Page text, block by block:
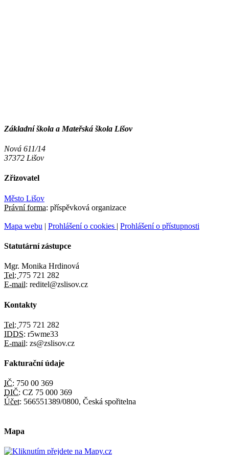
Základní škola a Mateřská škola Lišov
Nová 611/14
37372 Lišov
Zřizovatel
Město Lišov
Právní forma: příspěvková organizace
Mapa webu | Prohlášení o cookies | Prohlášení o přístupnosti
Statutární zástupce
Mgr. Monika Hrdinová
Tel: 775 721 282
E-mail: reditel@zslisov.cz
Kontakty
Tel: 775 721 282
IDDS: r5wme33
E-mail: zs@zslisov.cz
Fakturační údaje
IČ: 750 00 369
DIČ: CZ 75 000 369
Účet: 566551389/0800, Česká spořitelna
Mapa